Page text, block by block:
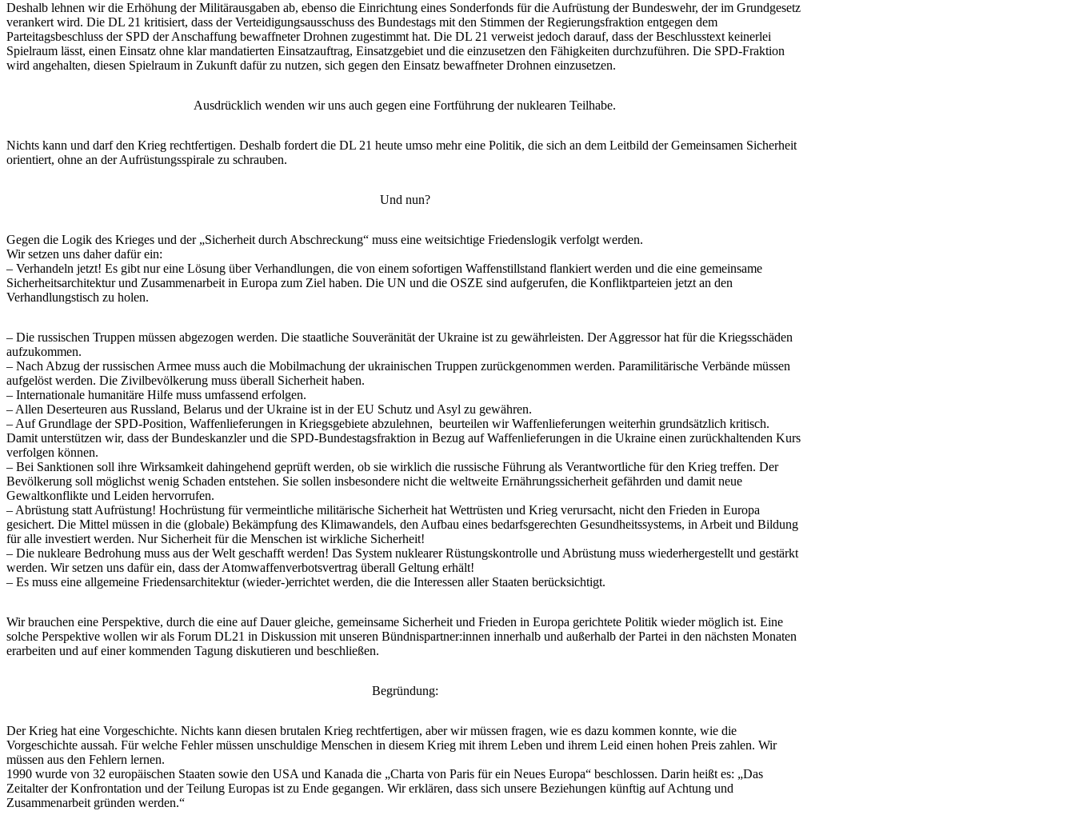
Deshalb lehnen wir die Erhöhung der Militärausgaben ab, ebenso die Einrichtung eines Sonderfonds für die Aufrüstung der Bundeswehr, der im Grundgesetz
verankert wird. Die DL 21 kritisiert, dass der Verteidigungsausschuss des Bundestags mit den Stimmen der Regierungsfraktion entgegen dem
Parteitagsbeschluss der SPD der Anschaffung bewaffneter Drohnen zugestimmt hat. Die DL 21 verweist jedoch darauf, dass der Beschlusstext keinerlei
Spielraum lässt, einen Einsatz ohne klar mandatierten Einsatzauftrag, Einsatzgebiet und die einzusetzen den Fähigkeiten durchzuführen. Die SPD-Fraktion
wird angehalten, diesen Spielraum in Zukunft dafür zu nutzen, sich gegen den Einsatz bewaffneter Drohnen einzusetzen.
Ausdrücklich wenden wir uns auch gegen eine Fortführung der nuklearen Teilhabe.
Nichts kann und darf den Krieg rechtfertigen. Deshalb fordert die DL 21 heute umso mehr eine Politik, die sich an dem Leitbild der Gemeinsamen Sicherheit
orientiert, ohne an der Aufrüstungsspirale zu schrauben.
Und nun?
Gegen die Logik des Krieges und der „Sicherheit durch Abschreckung“ muss eine weitsichtige Friedenslogik verfolgt werden.
Wir setzen uns daher dafür ein:
– Verhandeln jetzt! Es gibt nur eine Lösung über Verhandlungen, die von einem sofortigen Waffenstillstand flankiert werden und die eine gemeinsame
Sicherheitsarchitektur und Zusammenarbeit in Europa zum Ziel haben. Die UN und die OSZE sind aufgerufen, die Konfliktparteien jetzt an den
Verhandlungstisch zu holen.
– Die russischen Truppen müssen abgezogen werden. Die staatliche Souveränität der Ukraine ist zu gewährleisten. Der Aggressor hat für die Kriegsschäden
aufzukommen.
– Nach Abzug der russischen Armee muss auch die Mobilmachung der ukrainischen Truppen zurückgenommen werden. Paramilitärische Verbände müssen
aufgelöst werden. Die Zivilbevölkerung muss überall Sicherheit haben.
– Internationale humanitäre Hilfe muss umfassend erfolgen.
– Allen Deserteuren aus Russland, Belarus und der Ukraine ist in der EU Schutz und Asyl zu gewähren.
– Auf Grundlage der SPD-Position, Waffenlieferungen in Kriegsgebiete abzulehnen, beurteilen wir Waffenlieferungen weiterhin grundsätzlich kritisch.
Damit unterstützen wir, dass der Bundeskanzler und die SPD-Bundestagsfraktion in Bezug auf Waffenlieferungen in die Ukraine einen zurückhaltenden Kurs
verfolgen können.
– Bei Sanktionen soll ihre Wirksamkeit dahingehend geprüft werden, ob sie wirklich die russische Führung als Verantwortliche für den Krieg treffen. Der
Bevölkerung soll möglichst wenig Schaden entstehen. Sie sollen insbesondere nicht die weltweite Ernährungssicherheit gefährden und damit neue
Gewaltkonflikte und Leiden hervorrufen.
– Abrüstung statt Aufrüstung! Hochrüstung für vermeintliche militärische Sicherheit hat Wettrüsten und Krieg verursacht, nicht den Frieden in Europa
gesichert. Die Mittel müssen in die (globale) Bekämpfung des Klimawandels, den Aufbau eines bedarfsgerechten Gesundheitssystems, in Arbeit und Bildung
für alle investiert werden. Nur Sicherheit für die Menschen ist wirkliche Sicherheit!
– Die nukleare Bedrohung muss aus der Welt geschafft werden! Das System nuklearer Rüstungskontrolle und Abrüstung muss wiederhergestellt und gestärkt
werden. Wir setzen uns dafür ein, dass der Atomwaffenverbotsvertrag überall Geltung erhält!
– Es muss eine allgemeine Friedensarchitektur (wieder-)errichtet werden, die die Interessen aller Staaten berücksichtigt.
Wir brauchen eine Perspektive, durch die eine auf Dauer gleiche, gemeinsame Sicherheit und Frieden in Europa gerichtete Politik wieder möglich ist. Eine
solche Perspektive wollen wir als Forum DL21 in Diskussion mit unseren Bündnispartner:innen innerhalb und außerhalb der Partei in den nächsten Monaten
erarbeiten und auf einer kommenden Tagung diskutieren und beschließen.
Begründung:
Der Krieg hat eine Vorgeschichte. Nichts kann diesen brutalen Krieg rechtfertigen, aber wir müssen fragen, wie es dazu kommen konnte, wie die
Vorgeschichte aussah. Für welche Fehler müssen unschuldige Menschen in diesem Krieg mit ihrem Leben und ihrem Leid einen hohen Preis zahlen. Wir
müssen aus den Fehlern lernen.
1990 wurde von 32 europäischen Staaten sowie den USA und Kanada die „Charta von Paris für ein Neues Europa“ beschlossen. Darin heißt es: „Das
Zeitalter der Konfrontation und der Teilung Europas ist zu Ende gegangen. Wir erklären, dass sich unsere Beziehungen künftig auf Achtung und
Zusammenarbeit gründen werden.“